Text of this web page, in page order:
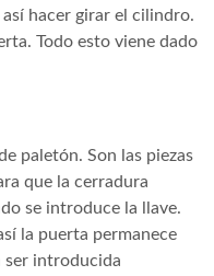
hacer girar el cilindro.
Todo esto viene dado
paletón. Son las piezas
que la cerradura
se introduce la llave.
la puerta permanece
ser introducida